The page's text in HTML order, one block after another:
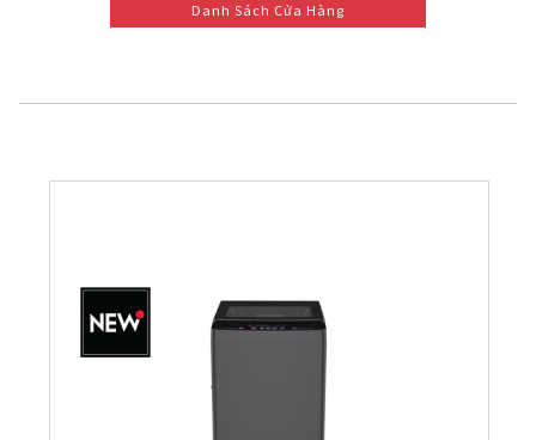
Danh Sách Cửa Hàng